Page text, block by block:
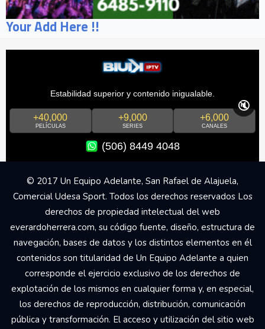
Your Add Here !!
Estabilidad superior y contenido inigualable.
+40,000
PELÍCULAS
+9,000
SERIES
+6,000
CANALES
(506) 8449 4048
🔇
© 2017 Un Equipo Adelante, San Rafael de Alajuela,
Comercial Udesa Sport. Todos los derechos reservados Los
derechos de propiedad intelectual del web
everardoherrera.com, su código fuente, diseño, estructura de
navegación, bases de datos y los distintos elementos en él
contenidos son titularidad de Un Equipo Adelante a quien
corresponde el ejercicio exclusivo de los derechos de
explotación de los mismos en cualquier forma y, en especial,
los derechos de reproducción, distribución, comunicación
pública y transformación. El acceso y utilización del sitio web